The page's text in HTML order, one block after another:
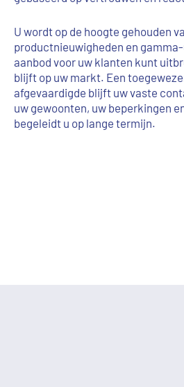
U wordt op de hoogte gehouden
productnieuwigheden en
aanbod voor uw klanten kunt
blijft op uw markt. Een
afgevaardigde blijft uw vaste
uw gewoonten, uw beperkingen
begeleidt u op lange termijn.